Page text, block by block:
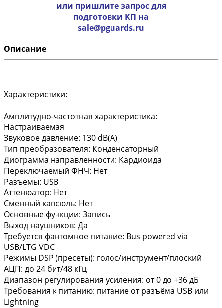
или пришлите запрос для
подготовки КП на
sale@pguards.ru
Описание
Характеристики:
Амплитудно-частотная характеристика:
Настраиваемая
Звуковое давление: 130 dB(A)
Тип преобразователя: Конденсаторный
Диограмма направленности: Кардиоида
Переключаемый ФНЧ: Нет
Разъемы: USB
Аттенюатор: Нет
Сменный капсюль: Нет
Основные функции: Запись
Выход наушников: Да
Требуется фантомное питание: Bus powered via
USB/LTG VDC
Режимы DSP (пресеты): голос/инструмент/плоский
АЦП: до 24 бит/48 кГц
Диапазон регулирования усиления: от 0 до +36 дБ
Требования к питанию: питание от разъёма USB или
Lightning